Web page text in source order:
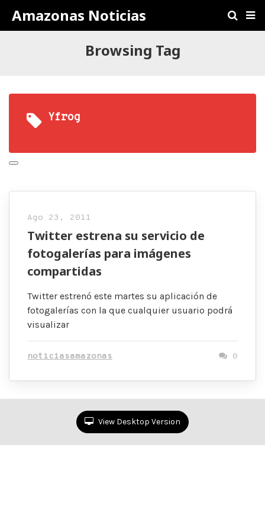
Amazonas Noticias
Browsing Tag
Yfrog
Ago 23, 2011
Twitter estrena su servicio de
fotogalerías para imágenes
compartidas
Twitter estrenó este martes su aplicación de
fotogalerías con la que cualquier usuario podrá
visualizar
noticiasamazonas 0
View Desktop Version